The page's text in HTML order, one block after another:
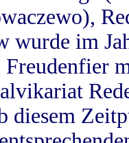
wurde im
Freudenfier
diesem